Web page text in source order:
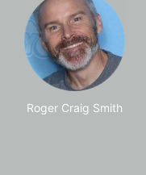
Roger Craig Smith